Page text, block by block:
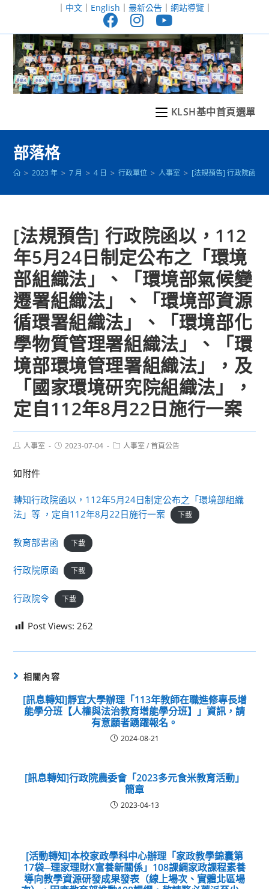
至
｜ 中文｜ English ｜ 最新公告｜ 網站導覽｜
KLSH基中首頁選單
部落格
> 2023 年 > 7 月 > 4 日 > 行政單位 > 人事室 > [法規預告] 行政院函以
[法規預告] 行政院函以，112
年5月24日制定公布之「環境
部組織法」、「環境部氣候變
遷署組織法」、「環境部資源
循環署組織法」、「環境部化
學物質管理署組織法」、「環
境部環境管理署組織法」，及
「國家環境研究院組織法」，
定自112年8月22日施行一案
Post人事室
Post2023-07-04
Post人事室 / 首頁公告
如附件
轉知行政院函以，112年5月24日制定公布之「環境部組織
法」等 ，定自112年8月22日施行一案
下載
教育部書函 下載
行政院原函 下載
行政院令 下載
Post Views: 262
相關內容
[訊息轉知]靜宜大學辦理「113年教師在職進修專長增
能學分班【人權與法治教育增能學分班】」資訊，請
有意願者踴躍報名。
2024-08-21
[訊息轉知]行政院農委會「2023多元食米教育活動」
簡章
2023-04-13
[活動轉知]本校家政學科中心辦理「家政教學錦囊第
17袋─理家理財X富養新關係」108課綱家政課程素養
導向教學資源研發成果發表（線上場次、實體北區場